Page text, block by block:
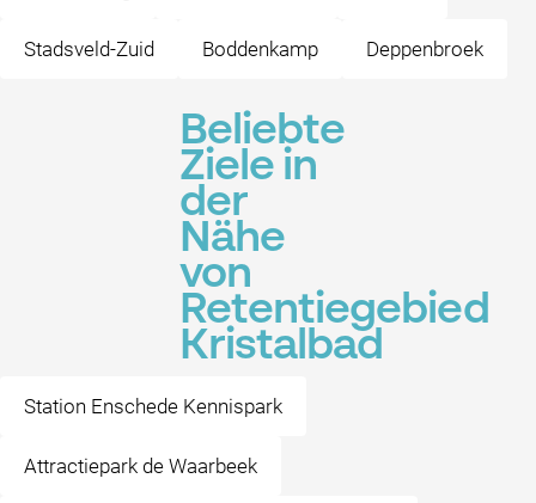
Stadsveld-Zuid Boddenkamp Deppenbroek
Beliebte
Ziele in
der
Nähe
von
Retentiegebied
Kristalbad
Station Enschede Kennispark
Attractiepark de Waarbeek